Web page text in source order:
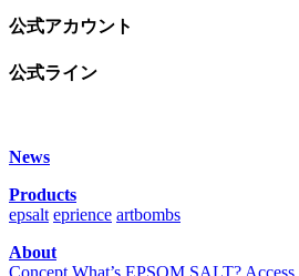
公式アカウント
公式ライン
News
Products
epsalt eprience artbombs
About
Concept What’s EPSOM SALT? Access